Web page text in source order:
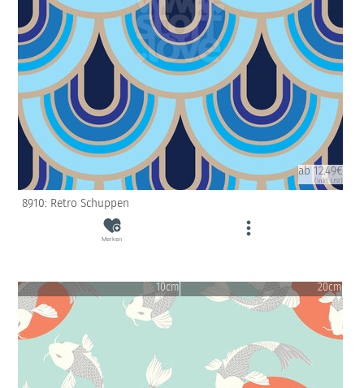
ab 12.49€
(inkl. USt)
8910: Retro Schuppen
Merken
10cm 20cm